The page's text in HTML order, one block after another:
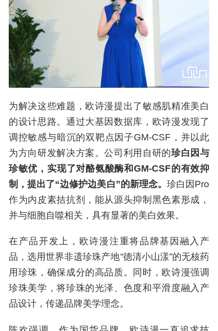
为解决这些难题，欧诗漫提出了敏感肌精准美白
的设计思路。通过大基因数据库，欧诗漫发现了
调控敏感与暗沉的双靶点因子GM-CSF，并以此
为方向研发解决方案。公司利用自研的珍白因与
珍敏优，实现了对酪氨酸酶和GM-CSF的有效抑
制，提出了“边修护边美白”的新理念。 珍白因Pro
作为内皮素拮抗剂，能从源头抑制黑色素形成，
并与细胞自噬相关，具有显著的美白效果。
在产品开发上，欧诗漫注重将品牌基因融入产
品，选用世界非遗珍珠产地“德清小山漾”的无核药
用珍珠，确保成分的高品质。同时，欧诗漫强调
珍珠美学，将珍珠的光泽、色度和平滑度融入产
品设计，传递品牌美学理念。